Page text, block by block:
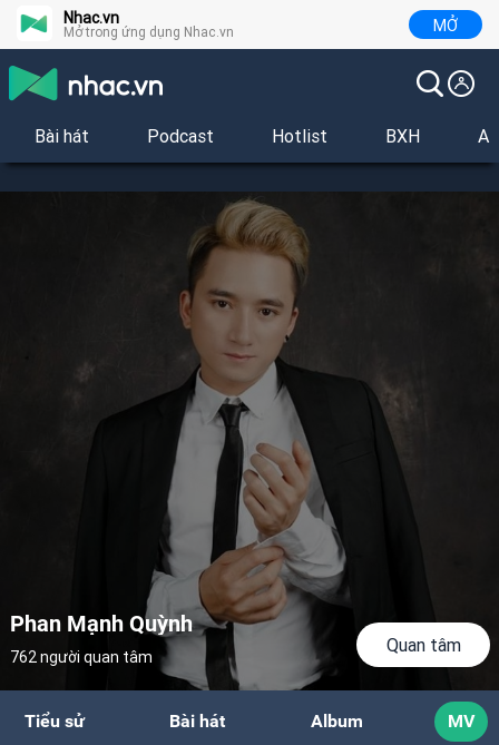
Nhac.vn
Mở trong ứng dụng Nhac.vn MỞ
Bài hát Podcast Hotlist BXH
Phan Mạnh Quỳnh
762 người quan tâm
Quan tâm
Tiểu sử Bài hát Album MV